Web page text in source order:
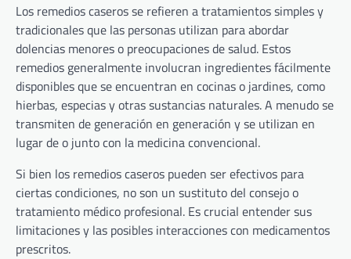
Los remedios caseros se refieren a tratamientos simples y
tradicionales que las personas utilizan para abordar
dolencias menores o preocupaciones de salud. Estos
remedios generalmente involucran ingredientes fácilmente
disponibles que se encuentran en cocinas o jardines, como
hierbas, especias y otras sustancias naturales. A menudo se
transmiten de generación en generación y se utilizan en
lugar de o junto con la medicina convencional.
Si bien los remedios caseros pueden ser efectivos para
ciertas condiciones, no son un sustituto del consejo o
tratamiento médico profesional. Es crucial entender sus
limitaciones y las posibles interacciones con medicamentos
prescritos.